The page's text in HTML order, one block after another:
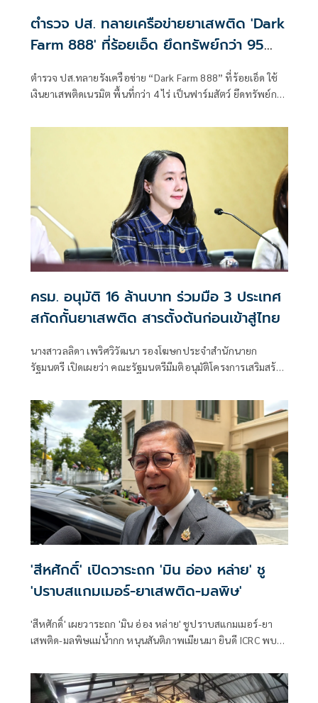
ตำรวจ ปส. ทลายเครือข่ายยาเสพติด 'Dark
Farm 888' ที่ร้อยเอ็ด ยึดทรัพย์กว่า 95
ตำรวจ ปส.ทลายรังเครือข่าย “Dark Farm 888” ที่ร้อยเอ็ด ใช้
เงินยาเสพติดเนรมิต พื้นที่กว่า 4 ไร่ เป็นฟาร์มสัตว์ ยึดทรัพย์กว่า
ครม. อนุมัติ 16 ล้านบาท ร่วมมือ 3 ประเทศ
สกัดกั้นยาเสพติด สารตั้งต้นก่อนเข้าสู่ไทย
นางสาวลลิดา เพริศวิวัฒนา รองโฆษกประจำสำนักนายก
รัฐมนตรี เปิดเผยว่า คณะรัฐมนตรีมีมติอนุมัติโครงการเสริมสร้าง
ยาเสพติดและทำลายเครือข่ายการค้ายาเสพติดระหว่าง
ประเทศ ประจำปีงบประมาณ พ.ศ. 2569 วงเงินรวม 16 ล้าน
บาท ตามที่กระทรวงยุติธรรม โดยสำนักงานคณะกรรมการ
ป้องกันและปราบปรามยาเสพติด หรือสำนักงาน ป.ป.ส.
'สีหศักดิ์' เปิดวาระถก 'มิน อ่อง หล่าย' ชู
'ปราบสแกมเมอร์-ยาเสพติด-มลพิษ'
'สีหศักดิ์' เผยวาระถก 'มิน อ่อง หล่าย' ชูปราบสแกมเมอร์-ยา
เสพติด-มลพิษแม่น้ำกก หนุนสันติภาพเมียนมา ยินดี ICRC พบ